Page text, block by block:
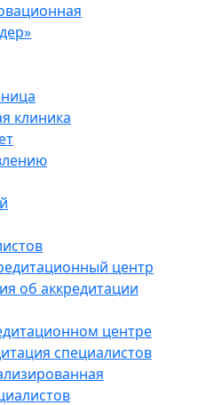
клиника
центр
об аккредитации
центре
специалистов